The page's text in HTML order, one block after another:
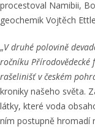
procestoval Namibii,
geochemik Vojtěch
„V druhé polovině
ročníku Přírodovědecké
rašelinišť v českém
kroniky našeho světa.
látky, které voda
ním postupně hromadí